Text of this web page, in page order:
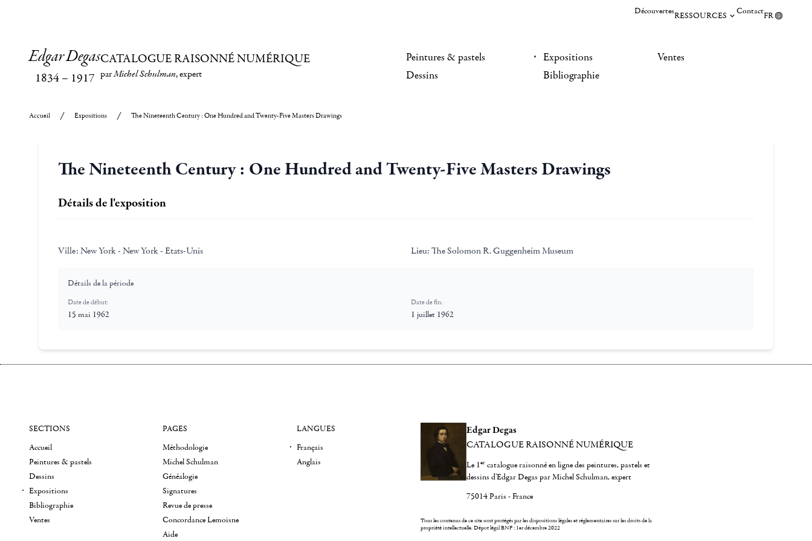
DécouvertesRESSOURCES ContactFR
Edgar Degas
1834– 1917
CATALOGUE RAISONNÉ NUMÉRIQUE
parMichel Schulman, expert
Peintures & pastels
Dessins
Expositions
Bibliographie
Ventes
Accueil Expositions The Nineteenth Century : One Hundred and Twenty-Five Masters Drawings
The Nineteenth Century : One Hundred and Twenty-Five Masters Drawings
Détails de l'exposition
Ville: New York - New York - Etats-Unis Lieu: The Solomon R. Guggenheim Museum
Détails de la période
Date de début:
15 mai 1962
Date de fin:
1 juillet 1962
Edgar Degas
CATALOGUE RAISONNÉ NUMÉRIQUE
Le 1er catalogue raisonné en ligne des peintures, pastels et
dessins d'Edgar Degas par Michel Schulman, expert
75014 Paris - France
Tous les contenus de ce site sont protégés par les dispositions légales et réglementaires sur les droits de la
propriété intellectuelle.Dépot légal BNF : 1er décembre 2022
SECTIONS
Accueil
Peintures & pastels
Dessins
Expositions
Bibliographie
Ventes
PAGES
Méthodologie
Michel Schulman
Généalogie
Signatures
Revue de presse
Concordance Lemoisne
Aide
LANGUES
Français
Anglais